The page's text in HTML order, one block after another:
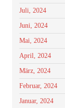
Juli, 2024
Juni, 2024
Mai, 2024
April, 2024
März, 2024
Februar, 2024
Januar, 2024